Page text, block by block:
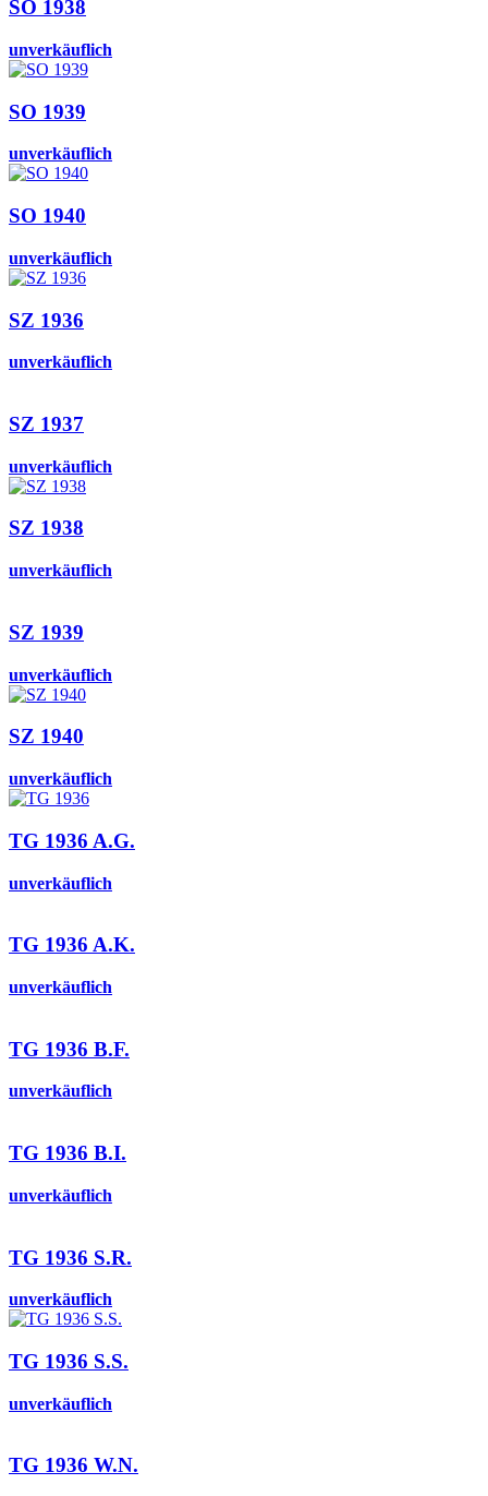
SO 1938
unverkäuflich
SO 1939
unverkäuflich
SO 1940
unverkäuflich
SZ 1936
unverkäuflich
SZ 1937
unverkäuflich
SZ 1938
unverkäuflich
SZ 1939
unverkäuflich
SZ 1940
unverkäuflich
TG 1936 A.G.
unverkäuflich
TG 1936 A.K.
unverkäuflich
TG 1936 B.F.
unverkäuflich
TG 1936 B.I.
unverkäuflich
TG 1936 S.R.
unverkäuflich
TG 1936 S.S.
unverkäuflich
TG 1936 W.N.